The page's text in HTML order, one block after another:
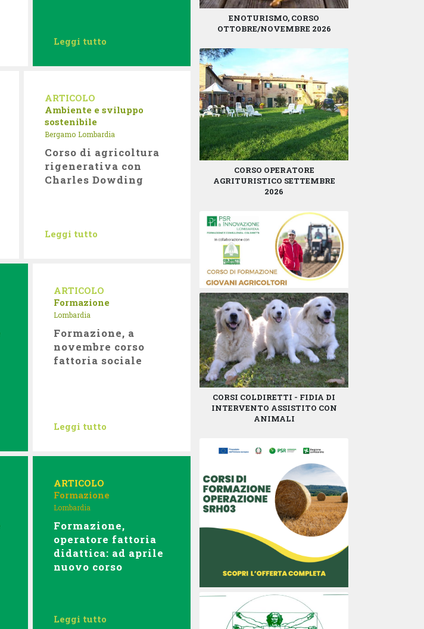
Leggi tutto
ARTICOLO
Ambiente e sviluppo
sostenibile
Bergamo Lombardia
Corso di agricoltura
rigenerativa con
Charles Dowding
Leggi tutto
ARTICOLO
Formazione
Lombardia
Formazione, a
novembre corso
fattoria sociale
Leggi tutto
ARTICOLO
Formazione
Lombardia
Formazione,
operatore fattoria
didattica: ad aprile
nuovo corso
Leggi tutto
ENOTURISMO, CORSO
OTTOBRE/NOVEMBRE 2026
CORSO OPERATORE
AGRITURISTICO SETTEMBRE
2026
CORSI COLDIRETTI - FIDIA DI
INTERVENTO ASSISTITO CON
ANIMALI